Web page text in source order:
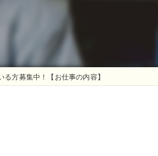
る方募集中！【お仕事の内容】